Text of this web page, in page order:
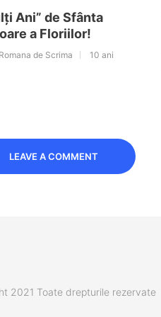
Ani” de Sfânta
a Floriilor!
de Scrima 10 ani
LEAVE A COMMENT
2021 Toate drepturile rezervate